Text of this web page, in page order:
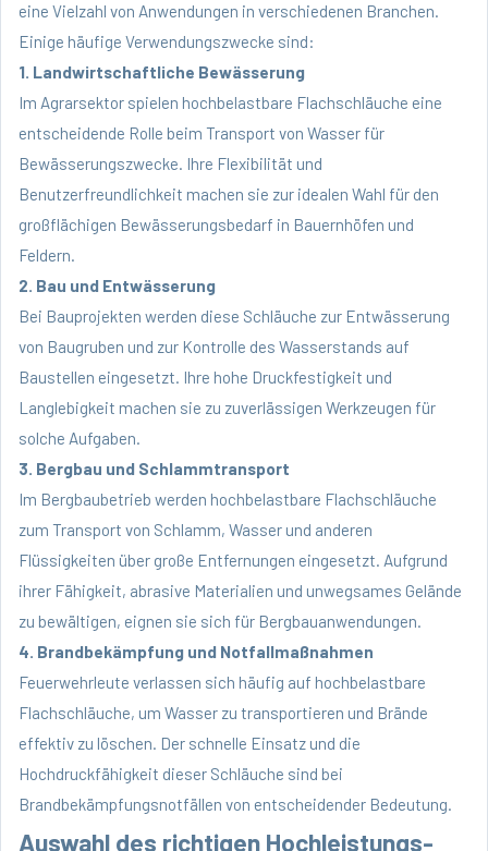
eine Vielzahl von Anwendungen in verschiedenen Branchen.
Einige häufige Verwendungszwecke sind:
1. Landwirtschaftliche Bewässerung
Im Agrarsektor spielen hochbelastbare Flachschläuche eine
entscheidende Rolle beim Transport von Wasser für
Bewässerungszwecke. Ihre Flexibilität und
Benutzerfreundlichkeit machen sie zur idealen Wahl für den
großflächigen Bewässerungsbedarf in Bauernhöfen und
Feldern.
2. Bau und Entwässerung
Bei Bauprojekten werden diese Schläuche zur Entwässerung
von Baugruben und zur Kontrolle des Wasserstands auf
Baustellen eingesetzt. Ihre hohe Druckfestigkeit und
Langlebigkeit machen sie zu zuverlässigen Werkzeugen für
solche Aufgaben.
3. Bergbau und Schlammtransport
Im Bergbaubetrieb werden hochbelastbare Flachschläuche
zum Transport von Schlamm, Wasser und anderen
Flüssigkeiten über große Entfernungen eingesetzt. Aufgrund
ihrer Fähigkeit, abrasive Materialien und unwegsames Gelände
zu bewältigen, eignen sie sich für Bergbauanwendungen.
4. Brandbekämpfung und Notfallmaßnahmen
Feuerwehrleute verlassen sich häufig auf hochbelastbare
Flachschläuche, um Wasser zu transportieren und Brände
effektiv zu löschen. Der schnelle Einsatz und die
Hochdruckfähigkeit dieser Schläuche sind bei
Brandbekämpfungsnotfällen von entscheidender Bedeutung.
Auswahl des richtigen Hochleistungs-